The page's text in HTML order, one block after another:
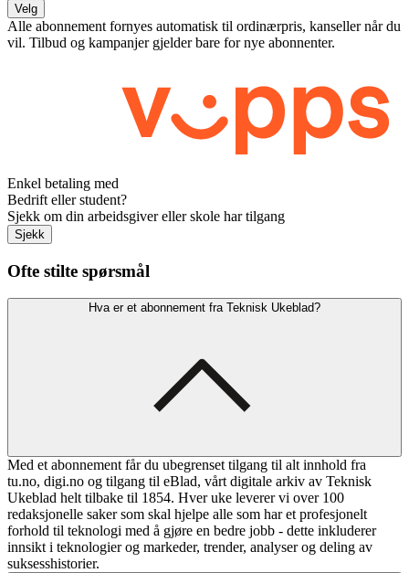
Velg
Alle abonnement fornyes automatisk til ordinærpris, kanseller når du
vil. Tilbud og kampanjer gjelder bare for nye abonnenter.
Enkel betaling med
Bedrift eller student?
Sjekk om din arbeidsgiver eller skole har tilgang
Sjekk
Ofte stilte spørsmål
Hva er et abonnement fra Teknisk Ukeblad?
Med et abonnement får du ubegrenset tilgang til alt innhold fra
tu.no, digi.no og tilgang til eBlad, vårt digitale arkiv av Teknisk
Ukeblad helt tilbake til 1854. Hver uke leverer vi over 100
redaksjonelle saker som skal hjelpe alle som har et profesjonelt
forhold til teknologi med å gjøre en bedre jobb - dette inkluderer
innsikt i teknologier og markeder, trender, analyser og deling av
suksesshistorier.